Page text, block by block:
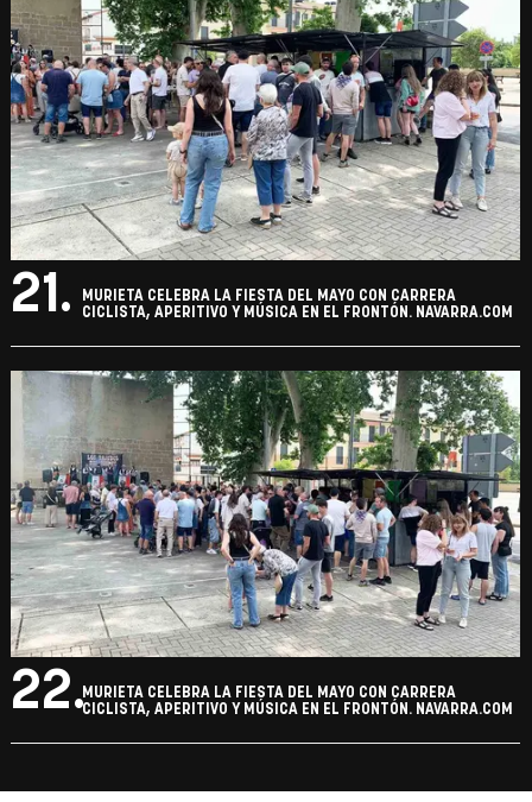
21.
MURIETA CELEBRA LA FIESTA DEL MAYO CON CARRERA
CICLISTA, APERITIVO Y MÚSICA EN EL FRONTÓN. NAVARRA.COM
22.MURIETA CELEBRA LA FIESTA DEL MAYO CON CARRERA
CICLISTA, APERITIVO Y MÚSICA EN EL FRONTÓN. NAVARRA.COM